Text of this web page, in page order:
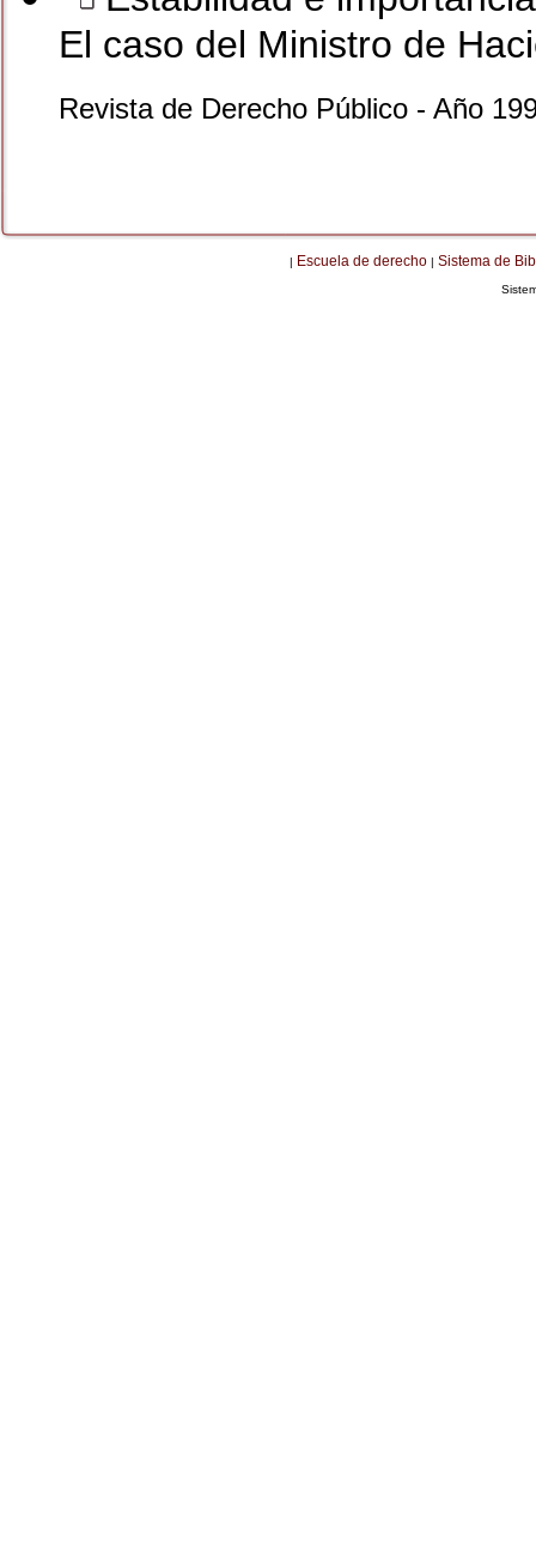
El caso del Ministro de
Revista de Derecho Público - Año
| Escuela de derecho | Sistema de